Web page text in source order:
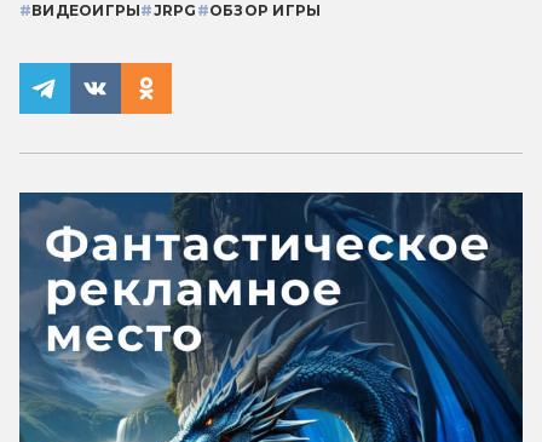
#ВИДЕОИГРЫ#JRPG #ОБЗОР ИГРЫ